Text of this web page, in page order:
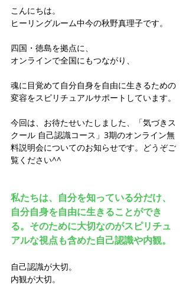
こんにちは。
ヒーリングルーム中今の秋野真理子です。
四国・徳島を拠点に、
オンラインで全国にもつながり、
魂に目覚めて自分自身を自由に生きるための
変容をスピリチュアルサポートしています。
今回は、お待たせいたしました、「気づきス
クール 自己認識コース」3期のオンライン無
料説明会についてのお知らせです。どうぞご
覧ください^^
私たちは、自分を知っている分だけ、
自分自身を自由に生きることができ
る。そのために大切なのがスピリチュ
アルな視点も含めた自己認識や内観。
自己認識が大切。
内観が大切。